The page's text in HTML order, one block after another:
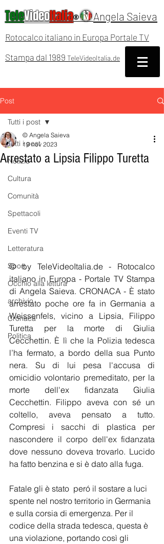
TeleVideoItalia® Angela Saieva
Rotocalco italiano in Europa Portale TV
Stampa dal 1989 TeleVideoItalia.de
Post
Tutti i post
Notizie
Cultura
Comunità
Spettacoli
Eventi TV
Letteratura
Sport
Occhio alla lettura
archivio
Cronaca
Politica
Tutti i post
Arrestato a Lipsia Filippo Turetta
© Angela Saieva
19 nov 2023
© by TeleVideoItalia.de - Rotocalco
italiano in Europa - Portale TV Stampa
di Angela Saieva. CRONACA - È stato
arrestato poche ore fa in Germania a
Weissenfels, vicino a Lipsia, Filippo
Turetta per la morte di Giulia
Cecchettin. È lì che la Polizia tedesca
l’ha fermato, a bordo della sua Punto
nera. Su di lui pesa l'accusa di
omicidio volontario premeditato, per la
morte dell'ex fidanzata Giulia
Cecchettin. Filippo aveva con sé un
coltello, aveva pensato a tutto.
Compresi i sacchi di plastica per
nascondere il corpo dell'ex fidanzata
dove nessuno doveva trovarlo. Lucido
ha fatto benzina e si è dato alla fuga.
Fatale gli è stato  peró il sostare a luci
spente nel nostro territorio in Germania
e sulla corsia di emergenza. Per il
codice della strada tedesca, questa è
una violazione, portando così gli